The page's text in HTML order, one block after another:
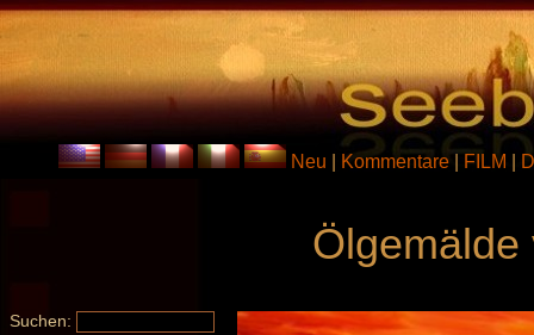
Neu Kommentare FILM
Ölgemälde
Suchen: